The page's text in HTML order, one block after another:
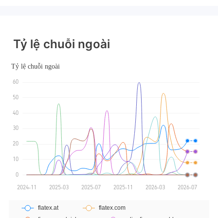
Tỷ lệ chuỗi ngoài